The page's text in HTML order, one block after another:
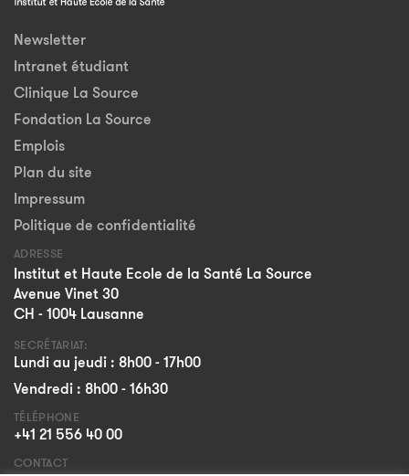
Newsletter
Intranet étudiant
Clinique La Source
Fondation La Source
Emplois
Plan du site
Impressum
Politique de confidentialité
ADRESSE
Institut et Haute Ecole de la Santé La Source
Avenue Vinet 30
CH - 1004 Lausanne
SECRÉTARIAT:
Lundi au jeudi : 8h00 - 17h00
Vendredi : 8h00 - 16h30
TÉLÉPHONE
+41 21 556 40 00
CONTACT